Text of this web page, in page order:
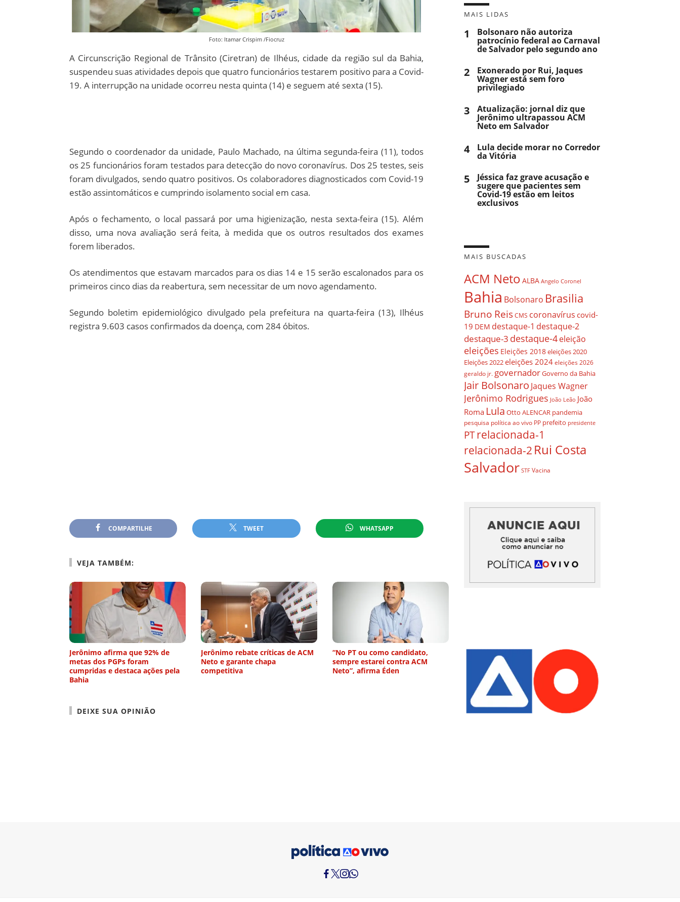
Foto: Itamar Crispim /Fiocruz
A Circunscrição Regional de Trânsito (Ciretran) de Ilhéus, cidade da região sul da Bahia,
suspendeu suas atividades depois que quatro funcionários testarem positivo para a Covid-
19. A interrupção na unidade ocorreu nesta quinta (14) e seguem até sexta (15).
Segundo o coordenador da unidade, Paulo Machado, na última segunda-feira (11), todos
os 25 funcionários foram testados para detecção do novo coronavírus. Dos 25 testes, seis
foram divulgados, sendo quatro positivos. Os colaboradores diagnosticados com Covid-19
estão assintomáticos e cumprindo isolamento social em casa.
Após o fechamento, o local passará por uma higienização, nesta sexta-feira (15). Além
disso, uma nova avaliação será feita, à medida que os outros resultados dos exames
forem liberados.
Os atendimentos que estavam marcados para os dias 14 e 15 serão escalonados para os
primeiros cinco dias da reabertura, sem necessitar de um novo agendamento.
Segundo boletim epidemiológico divulgado pela prefeitura na quarta-feira (13), Ilhéus
registra 9.603 casos confirmados da doença, com 284 óbitos.
COMPARTILHE TWEET WHATSAPP
VEJA TAMBÉM:
Jerônimo afirma que 92% de
metas dos PGPs foram
cumpridas e destaca ações pela
Bahia
Jerônimo rebate críticas de ACM
Neto e garante chapa
competitiva
“No PT ou como candidato,
sempre estarei contra ACM
Neto”, afirma Éden
DEIXE SUA OPINIÃO
MAIS LIDAS
1 Bolsonaro não autoriza
patrocínio federal ao Carnaval
de Salvador pelo segundo ano
2 Exonerado por Rui, Jaques
Wagner está sem foro
privilegiado
3 Atualização: jornal diz que
Jerônimo ultrapassou ACM
Neto em Salvador
4 Lula decide morar no Corredor
da Vitória
5 Jéssica faz grave acusação e
sugere que pacientes sem
Covid-19 estão em leitos
exclusivos
MAIS BUSCADAS
ACM Neto ALBA Angelo Coronel
Bahia Bolsonaro Brasilia
Bruno ReisCMS coronavírus covid-
19 DEM destaque-1 destaque-2
destaque-3 destaque-4eleição
eleições Eleições 2018eleições 2020
Eleições 2022eleições 2024 eleições 2026
geraldo jr. governadorGoverno da Bahia
Jair Bolsonaro Jaques Wagner
Jerônimo Rodrigues João Leão João
Roma Lula Otto ALENCAR pandemia
pesquisa política ao vivo PP prefeito presidente
PTrelacionada-1
relacionada-2 Rui Costa
Salvador STF Vacina